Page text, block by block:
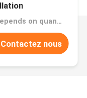
Prix：depends on quantity
Contactez nous